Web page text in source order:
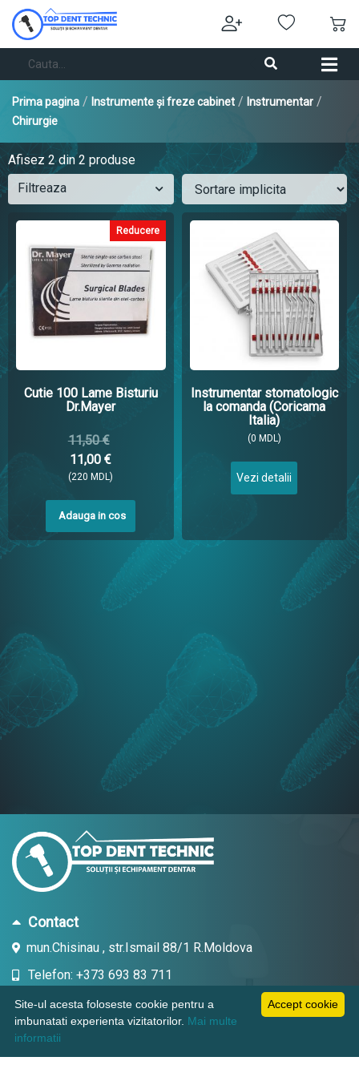
Prima pagina / Instrumente și freze cabinet / Instrumentar /
Chirurgie
Afisez 2din 2 produse
Filtreaza
Reducere
Cutie 100 Lame Bisturiu
Dr.Mayer
11,50 €
11,00 €
(220 MDL)
Adauga in cos
Instrumentar stomatologic
la comanda (Coricama
Italia)
(0 MDL)
Vezi detalii
Contact
mun.Chisinau , str.Ismail 88/1 R.Moldova
Telefon: +373 693 83 711
Email: topdent.technic@gmail.com
Accept cookie
Site-ul acesta foloseste cookie pentru a
imbunatati experienta vizitatorilor. Mai multe
informatii